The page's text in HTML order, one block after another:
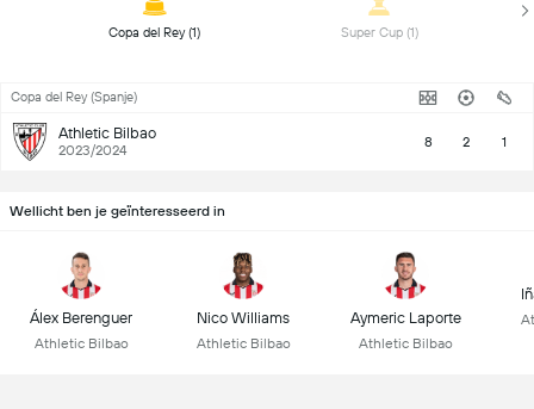
Super Cup (1)
Copa del Rey (Spanje)
Athletic Bilbao
2023/2024 8 2 1
Wellicht ben je geïnteresseerd in
Álex Berenguer
Athletic Bilbao
Nico Williams
Athletic Bilbao
Aymeric Laporte
Athletic Bilbao